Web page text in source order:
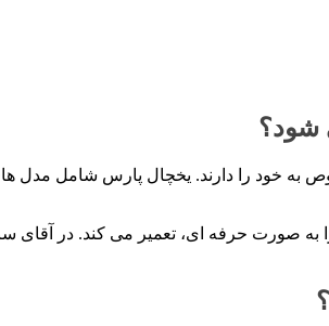
شود؟
به خود را دارند. یخچال پارس شامل مدل
را به صورت حرفه ای، تعمیر می کند. در